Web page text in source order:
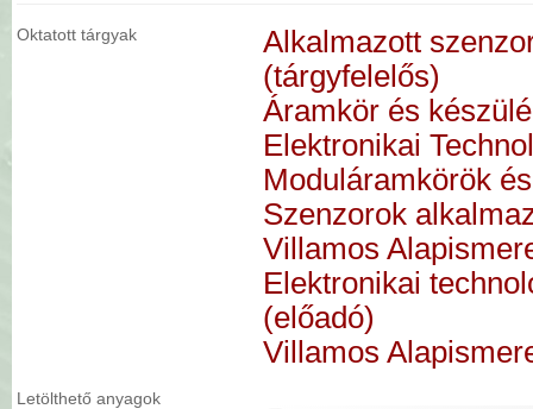
Oktatott tárgyak
Alkalmazott
(tárgyfelelős)
Áramkör és
Elektronikai
Moduláramkörök
Szenzorok
Villamos
Elektronikai
(előadó)
Villamos
Letölthető anyagok